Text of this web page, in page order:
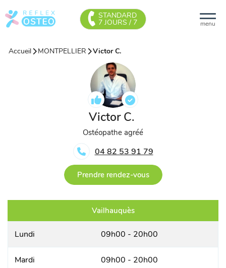
menu
STANDARD
7 JOURS / 7
Accueil MONTPELLIER Victor C.
Victor C.
Ostéopathe agréé
04 82 53 91 79
Prendre rendez-vous
Vailhauquès
Lundi 09h00 - 20h00
Mardi 09h00 - 20h00